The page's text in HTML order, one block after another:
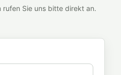
Sie uns bitte direkt an.